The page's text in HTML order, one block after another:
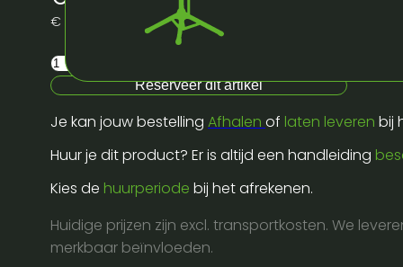
€
Proflex
Fixed
leg
80
cm
aantal
Reserveer dit artikel
Je kan jouw bestelling Afhalen of laten leveren bij
Huur je dit product? Er is altijd een handleiding
Kies de huurperiode bij het afrekenen.
Huidige prijzen zijn excl. transportkosten. We
merkbaar beïnvloeden.